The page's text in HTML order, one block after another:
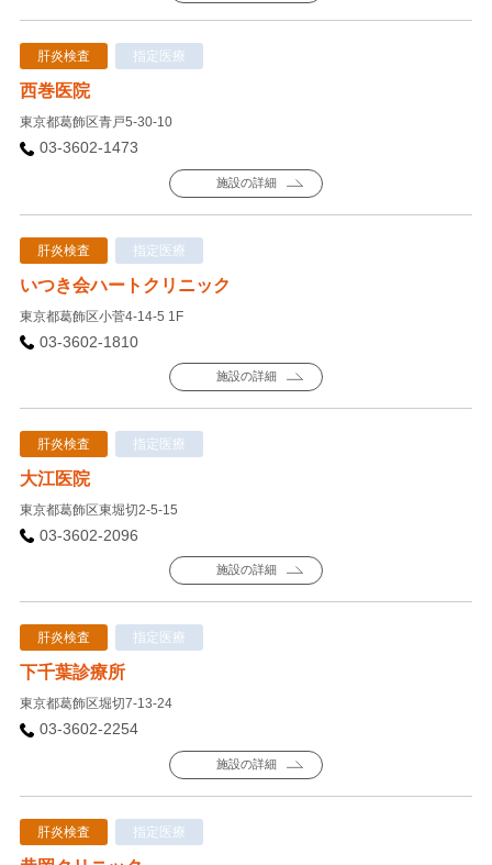
肝炎検査 指定医療
西巻医院
東京都葛飾区青戸5-30-10
03-3602-1473
施設の詳細
肝炎検査 指定医療
いつき会ハートクリニック
東京都葛飾区小菅4-14-5 1F
03-3602-1810
施設の詳細
肝炎検査 指定医療
大江医院
東京都葛飾区東堀切2-5-15
03-3602-2096
施設の詳細
肝炎検査 指定医療
下千葉診療所
東京都葛飾区堀切7-13-24
03-3602-2254
施設の詳細
肝炎検査 指定医療